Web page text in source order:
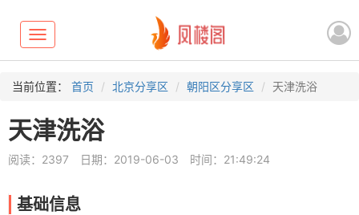
Toggle
navigation
当前位置： 首页 北京分享区 朝阳区分享区 天津洗浴
天津洗浴
阅读：2397 日期：2019-06-03 时间：21:49:24
基础信息